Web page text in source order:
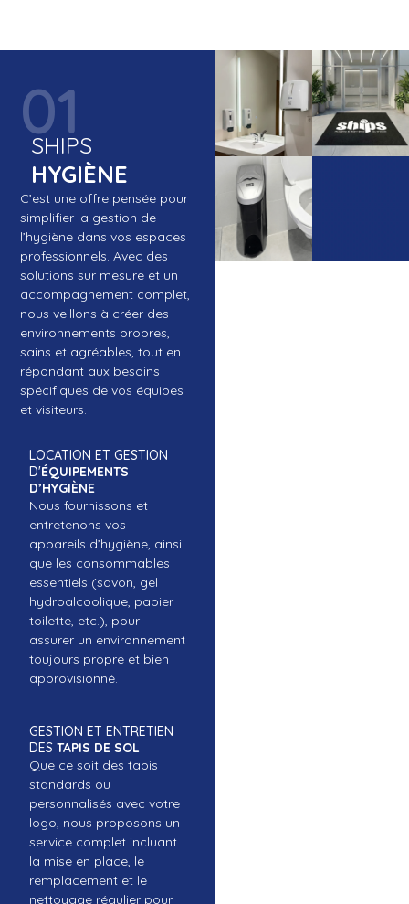
01
SHIPS
HYGIÈNE
C’est une offre pensée pour
simplifier la gestion de
l’hygiène dans vos espaces
professionnels. Avec des
solutions sur mesure et un
accompagnement complet,
nous veillons à créer des
environnements propres,
sains et agréables, tout en
répondant aux besoins
spécifiques de vos équipes
et visiteurs.
LOCATION ET GESTION
D'ÉQUIPEMENTS
D’HYGIÈNE
Nous fournissons et
entretenons vos
appareils d’hygiène, ainsi
que les consommables
essentiels (savon, gel
hydroalcoolique, papier
toilette, etc.), pour
assurer un environnement
toujours propre et bien
approvisionné.
GESTION ET ENTRETIEN
DESTAPIS DE SOL
Que ce soit des tapis
standards ou
personnalisés avec votre
logo, nous proposons un
service complet incluant
la mise en place, le
remplacement et le
nettoyage régulier pour